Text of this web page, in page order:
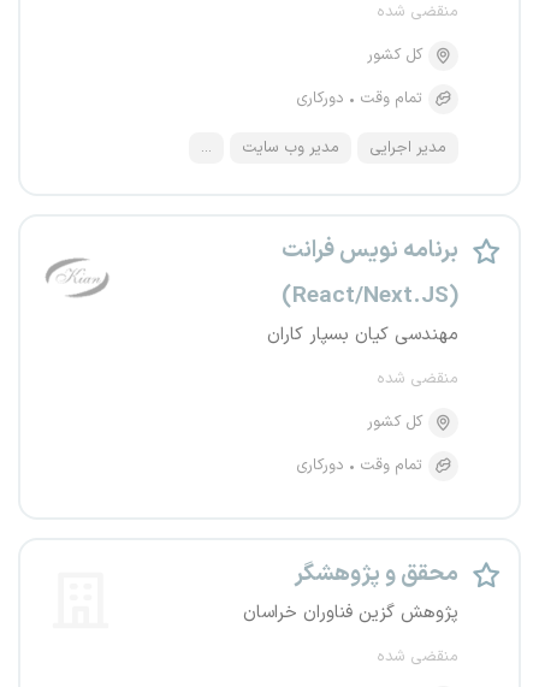
منقضی شده
کل کشور
تمام وقت
دورکاری
مدیر اجرایی مدیر وب سایت ...
برنامه نویس فرانت
(React/Next.JS)
مهندسی کیان بسپار کاران
منقضی شده
کل کشور
تمام وقت
دورکاری
محقق و پژوهشگر
پژوهش گزین فناوران خراسان
منقضی شده